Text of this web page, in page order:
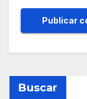
Buscar